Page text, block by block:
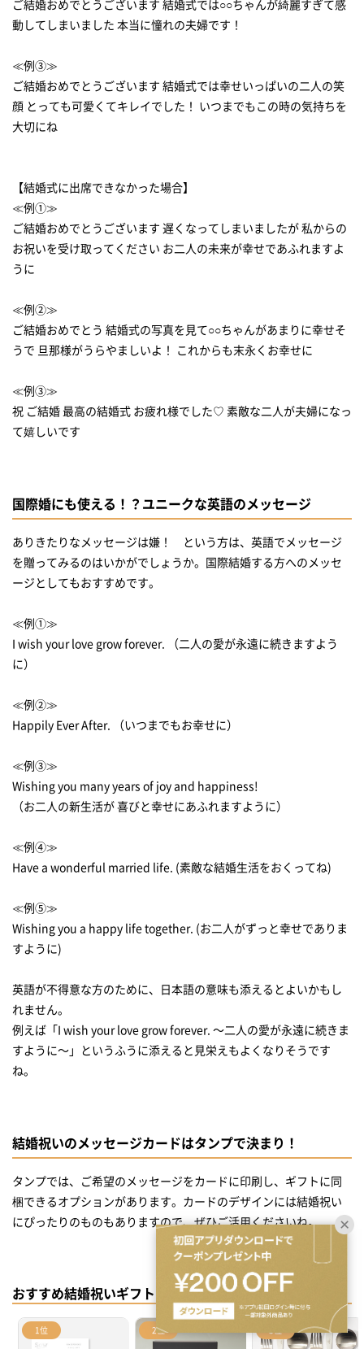
ご結婚おめでとうございます 結婚式では○○ちゃんが綺麗すぎて感
動してしまいました 本当に憧れの夫婦です！
≪例③≫
ご結婚おめでとうございます 結婚式では幸せいっぱいの二人の笑
顔 とっても可愛くてキレイでした！ いつまでもこの時の気持ちを
大切にね
【結婚式に出席できなかった場合】
≪例①≫
ご結婚おめでとうございます 遅くなってしまいましたが 私からの
お祝いを受け取ってください お二人の未来が幸せであふれますよ
うに
≪例②≫
ご結婚おめでとう 結婚式の写真を見て○○ちゃんがあまりに幸せそ
うで 旦那様がうらやましいよ！ これからも末永くお幸せに
≪例③≫
祝 ご結婚 最高の結婚式 お疲れ様でした♡ 素敵な二人が夫婦になっ
国際婚にも使える！？ユニークな英語のメッセージ
ありきたりなメッセージは嫌！ という方は、英語でメッセージ
を贈ってみるのはいかがでしょうか。国際結婚する方へのメッセ
ージとしてもおすすめです。
≪例①≫
I wish your love grow forever. （二人の愛が永遠に続きますよう
に）
≪例②≫
Happily Ever After. （いつまでもお幸せに）
≪例③≫
Wishing you many years of joy and happiness!
（お二人の新生活が 喜びと幸せにあふれますように）
≪例④≫
Have a wonderful married life. (素敵な結婚生活をおくってね)
≪例⑤≫
Wishing you a happy life together. (お二人がずっと幸せでありま
すように)
英語が不得意な方のために、日本語の意味も添えるとよいかもし
れません。
例えば「I wish your love grow forever. ～二人の愛が永遠に続きま
すように～」というふうに添えると見栄えもよくなりそうです
ね。
結婚祝いのメッセージカードはタンプで決まり！
タンプでは、ご希望のメッセージをカードに印刷し、ギフトに同
梱できるオプションがあります。カードのデザインには結婚祝い
おすすめ結婚祝いギフト
1位 2位